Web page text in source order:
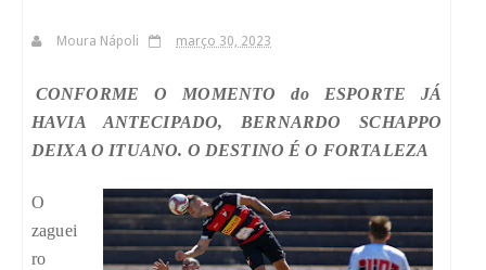
Moura Nápoli março 30, 2023
CONFORME O MOMENTO do ESPORTE JÁ
HAVIA ANTECIPADO, BERNARDO SCHAPPO
DEIXA O ITUANO. O DESTINO É O FORTALEZA
O
zaguei
ro